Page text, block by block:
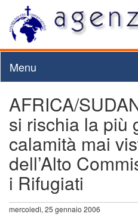
Menu
AFRICA/
si rischia la più
calamità mai
dell’Alto
i Rifugiati
mercoledì, 25 gennaio 2006